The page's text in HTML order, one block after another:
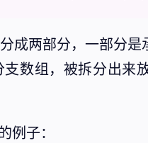
成两部分，一部分是
支数组，被拆分出来
例子：